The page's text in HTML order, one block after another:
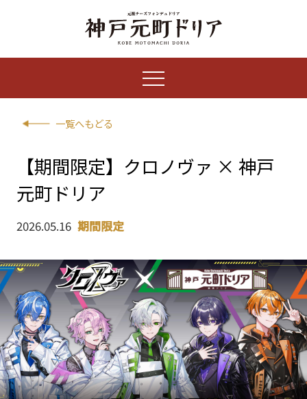
一覧へもどる
【期間限定】クロノヴァ × 神戸
元町ドリア
2026.05.16 期間限定